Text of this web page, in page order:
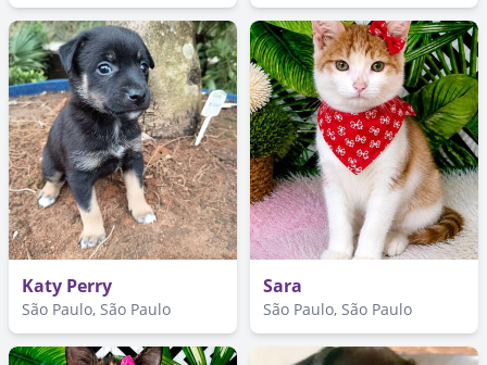
Katy Perry
São Paulo, São Paulo
Sara
São Paulo, São Paulo